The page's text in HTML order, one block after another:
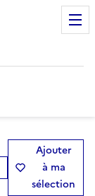
Ajouter
à ma
sélection